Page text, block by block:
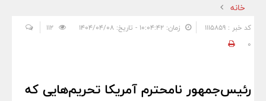
ناوبری
خانه
کد خبر : 1115859 زمان: ۱۰:۰۴:۴۲ - تاریخ: ۱۴۰۴/۰۴/۰۸
0
رئیس‌جمهور نامحترم آمریکا تحریم‌هایی که